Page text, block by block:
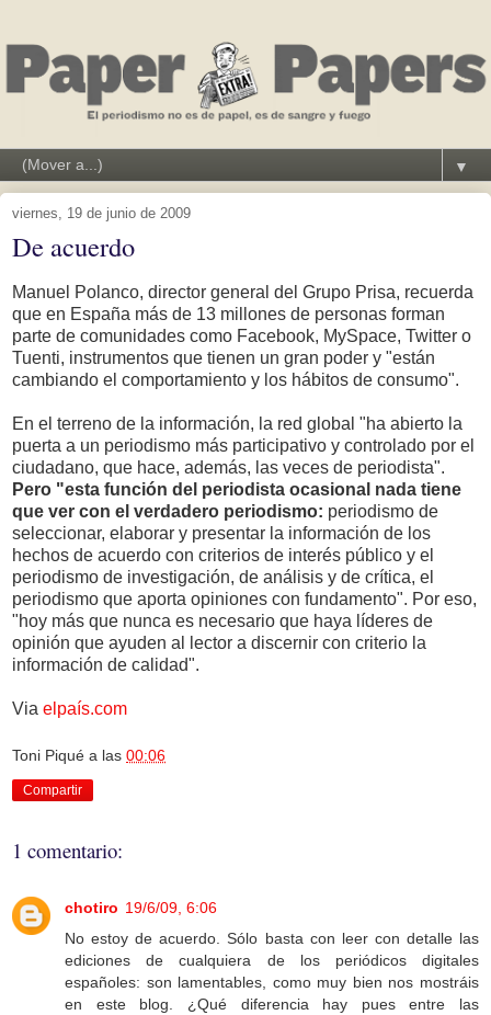
▼
viernes, 19 de junio de 2009
De acuerdo
Manuel Polanco, director general del Grupo Prisa, recuerda
que en España más de 13 millones de personas forman
parte de comunidades como Facebook, MySpace, Twitter o
Tuenti, instrumentos que tienen un gran poder y "están
cambiando el comportamiento y los hábitos de consumo".
En el terreno de la información, la red global "ha abierto la
puerta a un periodismo más participativo y controlado por el
ciudadano, que hace, además, las veces de periodista".
Pero "esta función del periodista ocasional nada tiene
que ver con el verdadero periodismo: periodismo de
seleccionar, elaborar y presentar la información de los
hechos de acuerdo con criterios de interés público y el
periodismo de investigación, de análisis y de crítica, el
periodismo que aporta opiniones con fundamento". Por eso,
"hoy más que nunca es necesario que haya líderes de
opinión que ayuden al lector a discernir con criterio la
información de calidad".
Via elpaís.com
Toni Piqué a las 00:06
Compartir
1 comentario:
chotiro 19/6/09, 6:06
No estoy de acuerdo. Sólo basta con leer con detalle las
ediciones de cualquiera de los periódicos digitales
españoles: son lamentables, como muy bien nos mostráis
en este blog. ¿Qué diferencia hay pues entre las